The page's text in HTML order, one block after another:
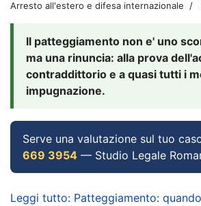
Arresto all'estero e difesa internazionale
Il patteggiamento non e' uno
ma una rinuncia: alla prova
contraddittorio e a quasi tutti i
impugnazione.
Serve una valutazione sul tuo
669 3954 — Studio Legale
Leggi tutto: Patteggiamento: